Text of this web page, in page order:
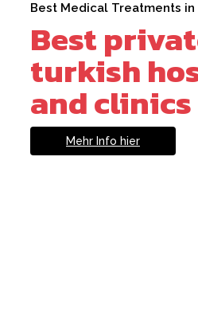
Best Medical Treatments in
Best
turkish
and clinics
Mehr Info hier